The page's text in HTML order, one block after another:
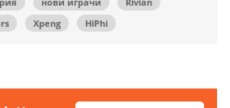
Xpeng HiPhi